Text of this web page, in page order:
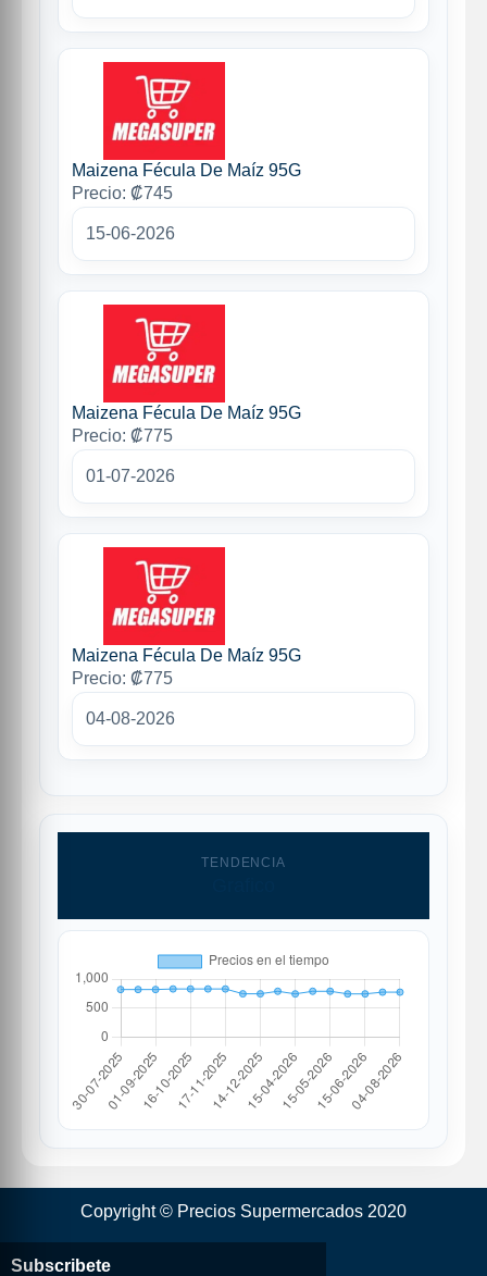
Maizena Fécula De Maíz 95G
Precio: ₡745
15-06-2026
Maizena Fécula De Maíz 95G
Precio: ₡775
01-07-2026
Maizena Fécula De Maíz 95G
Precio: ₡775
04-08-2026
TENDENCIA
Copyright © Precios Supermercados 2020
Subscribete